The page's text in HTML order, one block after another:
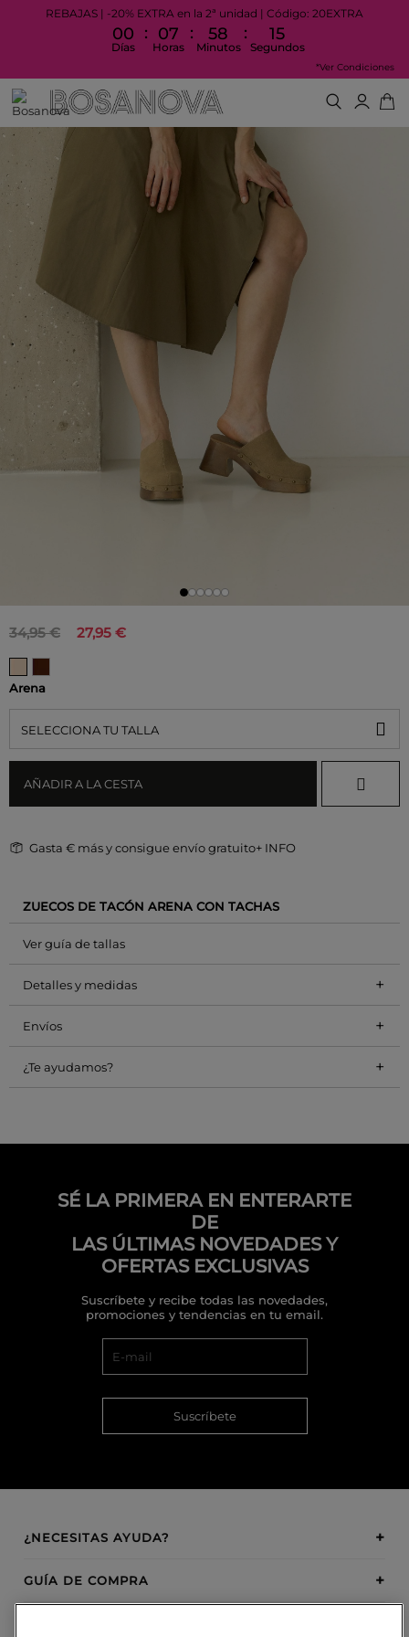
REBAJAS | -20% EXTRA en la 2ª unidad | Código: 20EXTRA
00
Días
: 07
Horas
: 58
Minutos
: 14
Segundos
*Ver Condiciones
27,95 €
34,95 €
Arena
SELECCIONA TU TALLA
AÑADIR A LA CESTA
Gasta € más y consigue envío gratuito+ INFO
ZUECOS DE TACÓN ARENA CON TACHAS
Ver guía de tallas
Detalles y medidas +
Envíos +
¿Te ayudamos? +
SÉ LA PRIMERA EN ENTERARTE
DE
LAS ÚLTIMAS NOVEDADES Y
OFERTAS EXCLUSIVAS
Suscríbete y recibe todas las novedades,
promociones y tendencias en tu email.
Suscríbete
¿NECESITAS AYUDA?
GUÍA DE COMPRA